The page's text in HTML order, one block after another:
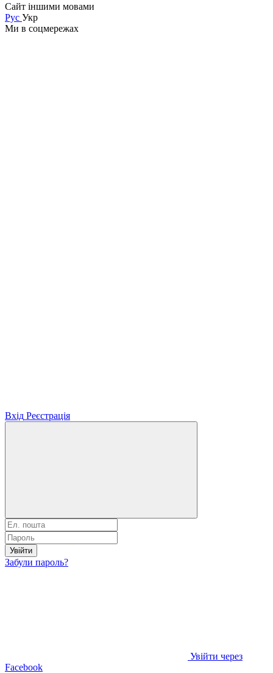
Сайт іншими мовами
Рус Укр
Ми в соцмережах
Вхід Реєстрація
Увійти
Забули пароль?
Увійти через
Facebook